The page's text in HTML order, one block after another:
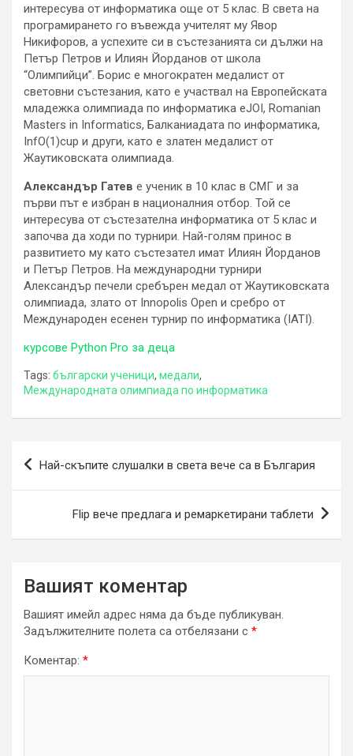
интересува от информатика още от 5 клас. В света на
програмирането го въвежда учителят му Явор
Никифоров, а успехите си в състезанията си дължи на
Петър Петров и Илиян Йорданов от школа
“Олимпийци”. Борис е многократен медалист от
световни състезания, като е участвал на Европейската
младежка олимпиада по информатика eJOI, Romanian
Masters in Informatics, Балканиадата по информатика,
InfO(1)cup и други, като е златен медалист от
Жаутиковската олимпиада.
Александър Гатев е ученик в 10 клас в СМГ и за
първи път е избран в националния отбор. Той се
интересува от състезателна информатика от 5 клас и
започва да ходи по турнири. Най-голям принос в
развитието му като състезател имат Илиян Йорданов
и Петър Петров. На международни турнири
Александър печели сребърен медал от Жаутиковската
олимпиада, злато от Innopolis Open и сребро от
Международен есенен турнир по информатика (IATI).
курсове Python Pro за деца
Tags: български ученици, медали,
Международната олимпиада по информатика
Навигация
Най-скъпите слушалки в света вече са в България
Flip вече предлага и ремаркетирани таблети
Вашият коментар
Вашият имейл адрес няма да бъде публикуван.
Задължителните полета са отбелязани с *
Коментар: *